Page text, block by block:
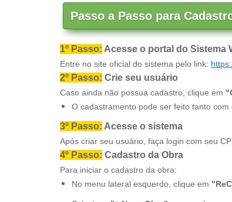
Passo a Passo para
1º Passo: Acesse o portal do Sistema
Entre no site oficial do sistema pelo link:
2º Passo: Crie seu usuário
Caso ainda não possua cadastro, clique em
O cadastramento pode ser feito tanto
3º Passo: Acesse o sistema
Após criar seu usuário, faça login com seu
4º Passo: Cadastro da Obra
Para iniciar o cadastro da obra:
No menu lateral esquerdo, clique em